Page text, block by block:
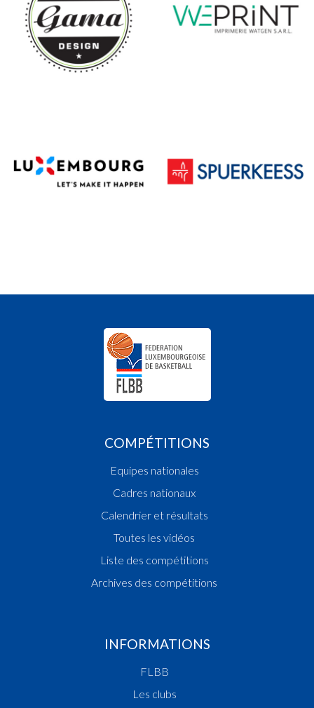
COMPÉTITIONS
Equipes nationales
Cadres nationaux
Calendrier et résultats
Toutes les vidéos
Liste des compétitions
Archives des compétitions
INFORMATIONS
FLBB
Les clubs